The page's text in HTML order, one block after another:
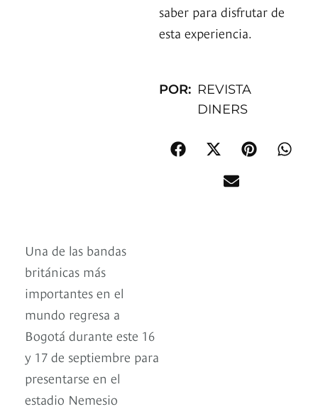
saber para disfrutar de
esta experiencia.
POR: REVISTA
DINERS
Una de las bandas
británicas más
importantes en el
mundo regresa a
Bogotá durante este 16
y 17 de septiembre para
presentarse en el
estadio Nemesio